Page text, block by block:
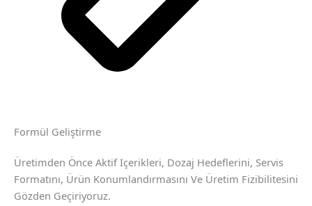
Formül Geliştirme
Üretimden Önce Aktif Içerikleri, Dozaj Hedeflerini, Servis
Formatını, Ürün Konumlandırmasını Ve Üretim Fizibilitesini
Gözden Geçiriyoruz.